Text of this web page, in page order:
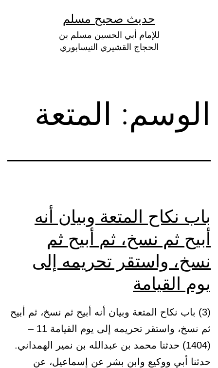
حديث صحيح مسلم
للإمام أبي الحسين مسلم بن
الحجاج القشيري النيسابوري
الوسم: المتعة
باب نكاح المتعة وبيان أنه
أبيح ثم نسخ، ثم أبيح ثم
نسخ، واستقر تحريمه إلى
يوم القيامة
(3) باب نكاح المتعة وبيان أنه أبيح ثم نسخ، ثم أبيح
ثم نسخ، واستقر تحريمه إلى يوم القيامة 11 –
(1404) حدثنا محمد بن عبدالله بن نمير الهمداني.
حدثنا أبي ووكيع وابن بشر عن إسماعيل، عن